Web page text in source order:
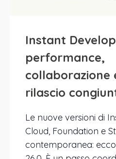
Instant
performance,
collaborazione
rilascio
Le nuove versioni di
Cloud, Foundation e
contemporanea: